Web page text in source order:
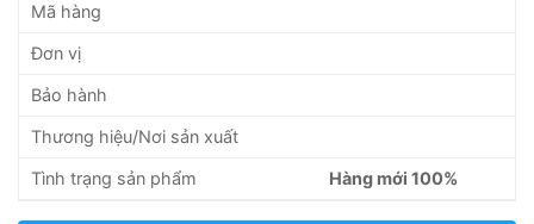
Mã hàng
Đơn vị
Bảo hành
Thương hiệu/Nơi sản xuất
Tình trạng sản phẩm Hàng mới 100%